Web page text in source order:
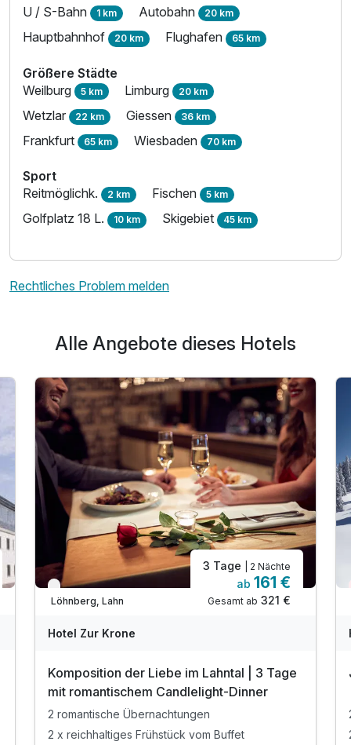
Zusatznächte
Für 2 Tage p.P. ab176,00 €
Juniorsuite/n
2 Erwachsene und 1 Kind
U / S-Bahn 1 km Autobahn 20 km
Hauptbahnhof 20 km Flughafen 65 km
Größere Städte
Weilburg 5 km Limburg 20 km
Wetzlar 22 km Giessen 36 km
Frankfurt 65 km Wiesbaden 70 km
Sport
Reitmöglichk. 2 km Fischen 5 km
Golfplatz 18 L. 10 km Skigebiet 45 km
Rechtliches Problem melden
Alle Angebote dieses Hotels
Verfügbar bis Dezember
Löhnberg, Lahn
3 Tage | 2 Nächte
ab 161 €
Gesamt ab 321 €
Hotel Zur Krone
Komposition der Liebe im Lahntal | 3 Tage
mit romantischem Candlelight-Dinner
2 romantische Übernachtungen
2 x reichhaltiges Frühstück vom Buffet